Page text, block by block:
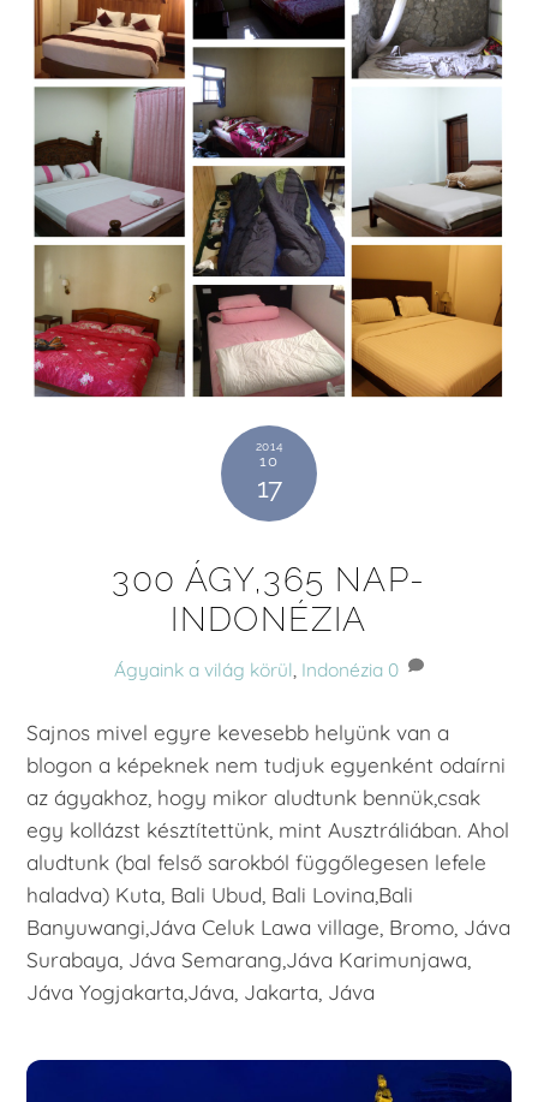
2014
10
17
300 ÁGY,365 NAP-
INDONÉZIA
Ágyaink a világ körül, Indonézia 0
Sajnos mivel egyre kevesebb helyünk van a
blogon a képeknek nem tudjuk egyenként odaírni
az ágyakhoz, hogy mikor aludtunk bennük,csak
egy kollázst késztítettünk, mint Ausztráliában. Ahol
aludtunk (bal felső sarokból függőlegesen lefele
haladva) Kuta, Bali Ubud, Bali Lovina,Bali
Banyuwangi,Jáva Celuk Lawa village, Bromo, Jáva
Surabaya, Jáva Semarang,Jáva Karimunjawa,
Jáva Yogjakarta,Jáva, Jakarta, Jáva